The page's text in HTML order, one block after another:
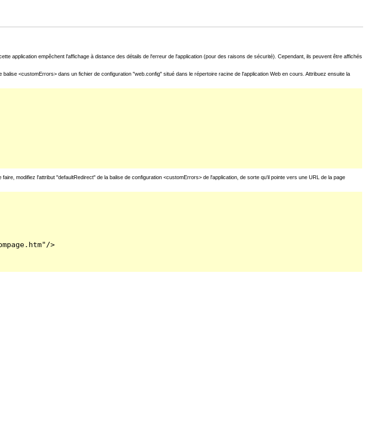
application empêchent l'affichage à distance des détails de l'erreur de l'application (pour des raisons de sécurité). Cependant, ils peuvent être affichés
<customErrors> dans un fichier de configuration "web.config" situé dans le répertoire racine de l'application Web en cours. Attribuez ensuite la
modifiez l'attribut "defaultRedirect" de la balise de configuration <customErrors> de l'application, de sorte qu'il pointe vers une URL de la page
>